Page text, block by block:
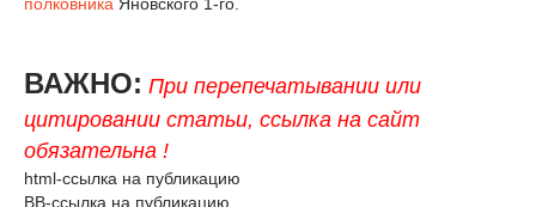
ВАЖНО: При перепечатывании или
цитировании статьи, ссылка на сайт
обязательна !
html-ссылка на публикацию
BB-ссылка на публикацию